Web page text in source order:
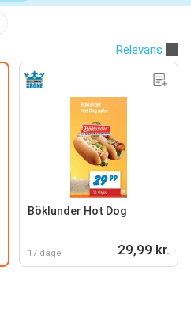
Relevans
Böklunder Hot Dog
17 dage 29,99 kr.